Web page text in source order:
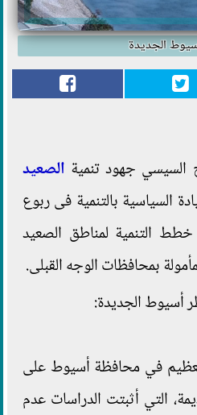
الجديدة
السيسي جهود تنمية الصعيد
السياسية بالتنمية فى ربوع
التنمية لمناطق الصعيد
بمحافظات الوجه القبلى.
أسيوط الجديدة:
في محافظة أسيوط على
التي أثبتت الدراسات عدم